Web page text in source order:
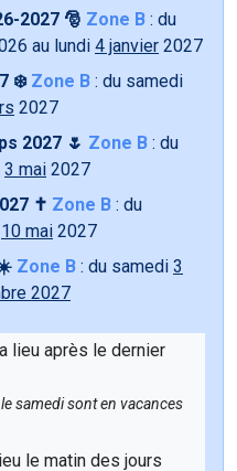
2027 🎅 Zone B : du
au lundi 4 janvier 2027
❄️ Zone B : du samedi
2027
2027 🌷 Zone B : du
3 mai 2027
✝️ Zone B : du
10 mai 2027
Zone B : du samedi 3
2027
a lieu après le dernier
samedi sont en vacances
le matin des jours